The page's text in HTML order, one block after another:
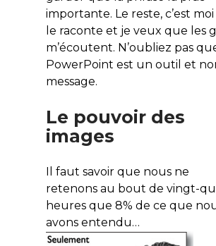
importante. Le reste, c’est
le raconte et je veux que les
m’écoutent. N’oubliez pas
PowerPoint est un outil et
message.
Le pouvoir des
images
Il faut savoir que nous ne
retenons au bout de vingt-
heures que 8% de ce que
avons entendu…